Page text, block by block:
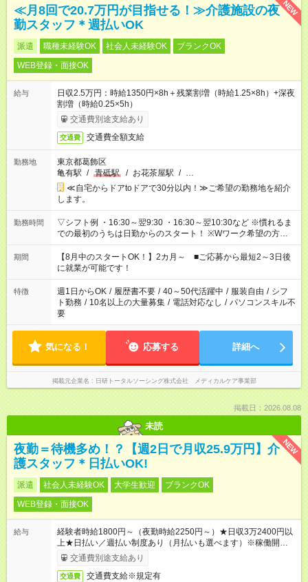
NEW
≪月8回で20.7万円が目指せる！≫介護施設の夜
勤スタッフ＊週払いOK
派遣 職種未経験OK 社会人未経験OK
ブランクOK
WEB登録・面接OK
給与
日収2.5万円：時給1350円×8h＋残業割増（時給1.25×8h）+深夜
割増（時給0.25×5h）
交通費別途支給あり
交通費 交通費全額支給
勤務地
東京都葛飾区
亀有駅 / 青砥駅 / お花茶屋駅 / …
≪自宅からドアtoドアで30分以内！≫ご希望の勤務地を紹介
します。
勤務時間
▽シフト例 ・16:30～翌9:30 ・16:30～翌10:30など ※慣れるま
での最初のうちは日勤からのスタート！ ※Wワーク希望の方へ
複数就業の場合は、合計40時間以内。
期間
【8月中のスタートOK！】2カ月～ ■ご応募から最短2～3日後
に就業が可能です！
特徴 週1日からOK / 履歴書不要 / 40～50代活躍中 / 服装自由 / シフ
ト勤務 / 10名以上の大量募集 / 電話対応なし / パソコンスキル不
要
気になる！ 応募する 詳細へ
掲載元企業名 日研トータルソーシング株式会社 メディカルケア事業部
掲載日：2026.08.08
未読
NEW
夜勤＝待機多め！？【週2日で月収25.9万円】介
護スタッフ＊日払いOK!
派遣 社会人未経験OK 大学生歓迎
ブランクOK
WEB登録・面接OK
給与
経験者時給1800円～（夜勤時給2250円～）★日収3万2400円以
上★日払い／週払い制度あり（月払いも選べます）※稼働開始時
は手続き完了次第のお支払いとなります。
交通費別途支給あり
交通費 交通費支給※規定有